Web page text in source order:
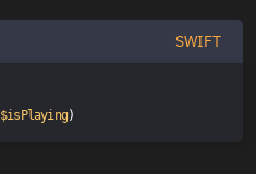
SWIFT
$isPlaying)